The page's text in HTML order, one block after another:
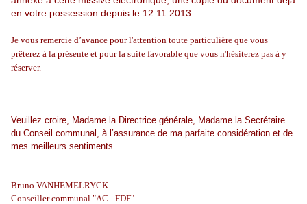
en votre possession depuis le 12.11.2013.
Je vous remercie d’avance pour l'attention toute particulière que vous
prêterez à la présente et pour la suite favorable que vous n'hésiterez pas à y
réserver.
Veuillez croire, Madame la Directrice générale, Madame la Secrétaire
du Conseil communal, à l’assurance de ma parfaite considération et de
mes meilleurs sentiments.
Bruno VANHEMELRYCK
Conseiller communal "AC - FDF"